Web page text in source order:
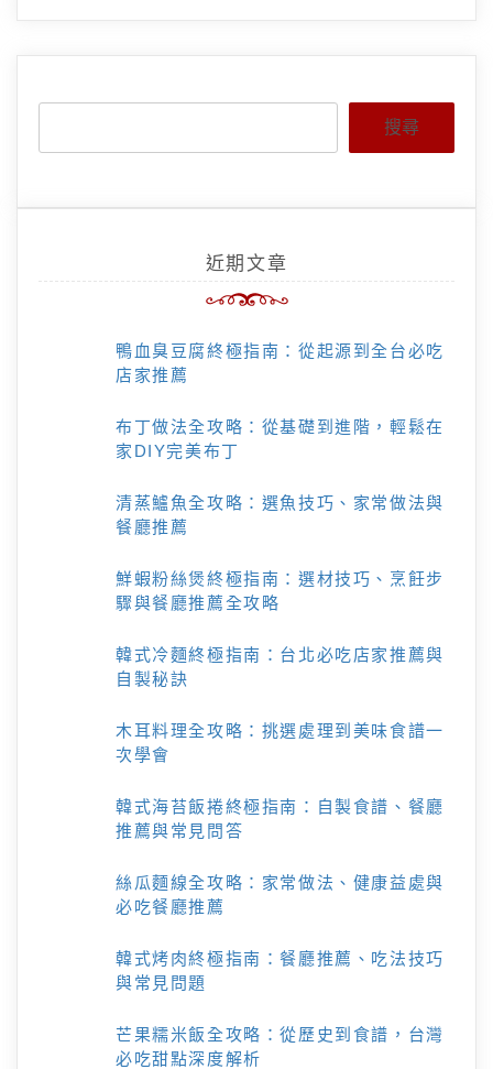
搜尋
近期文章
鴨血臭豆腐終極指南：從起源到全台必吃
店家推薦
布丁做法全攻略：從基礎到進階，輕鬆在
家DIY完美布丁
清蒸鱸魚全攻略：選魚技巧、家常做法與
餐廳推薦
鮮蝦粉絲煲終極指南：選材技巧、烹飪步
驟與餐廳推薦全攻略
韓式冷麵終極指南：台北必吃店家推薦與
自製秘訣
木耳料理全攻略：挑選處理到美味食譜一
次學會
韓式海苔飯捲終極指南：自製食譜、餐廳
推薦與常見問答
絲瓜麵線全攻略：家常做法、健康益處與
必吃餐廳推薦
韓式烤肉終極指南：餐廳推薦、吃法技巧
與常見問題
芒果糯米飯全攻略：從歷史到食譜，台灣
必吃甜點深度解析